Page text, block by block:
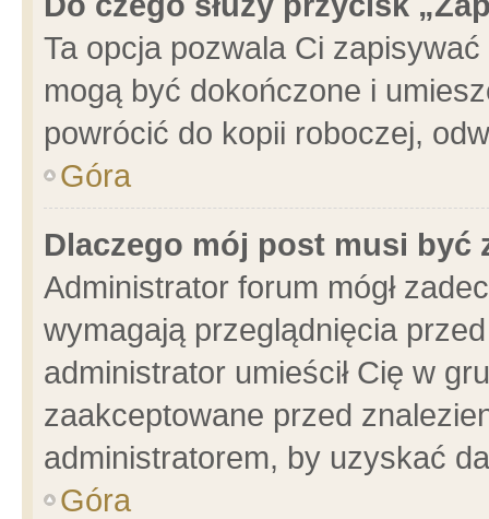
Ta opcja pozwala Ci
mogą być dokończone i
powrócić do kopii roboczej,
Góra
Dlaczego mój post musi być
Administrator forum mógł
wymagają przeglądnięcia
administrator umieścił Cię w
zaakceptowane przed
administratorem, by uzyskać
Góra